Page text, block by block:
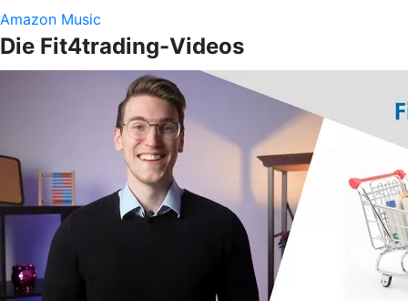
Amazon Music
Die Fit4trading-Videos